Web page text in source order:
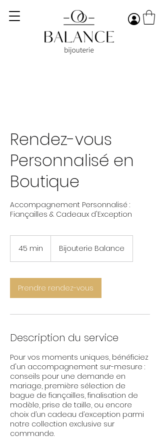
Rendez-vous
Personnalisé en
Boutique
Accompagnement Personnalisé :
Fiançailles & Cadeaux d'Exception
45 min
i
n
Bijouterie Balance
Prendre rendez-vous
Description du service
Pour vos moments uniques, bénéficiez
d'un accompagnement sur-mesure :
conseils pour une demande en
mariage, première sélection de
bague de fiançailles, finalisation de
modèle, prise de taille, ou encore
choix d’un cadeau d’exception parmi
notre collection exclusive sur
commande.